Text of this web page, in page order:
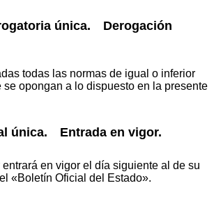
única. Derogación
todas las normas de igual o inferior
se opongan a lo dispuesto en la presente
única. Entrada en vigor.
entrará en vigor el día siguiente al de su
«Boletín Oficial del Estado».